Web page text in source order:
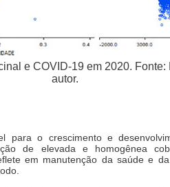
e COVID-19 em 2020. Fonte:
autor.
para o crescimento e
de elevada e homogênea
em manutenção da saúde e